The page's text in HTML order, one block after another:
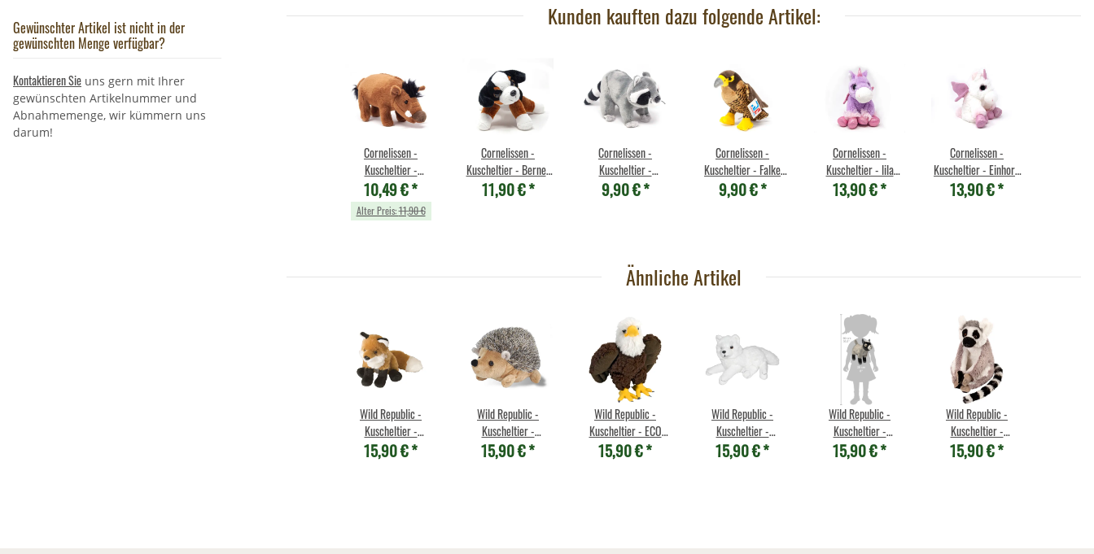
Kunden kauften dazu folgende Artikel:
Cornelissen -
Kuscheltier -
Warzenschwein
10,49 €*
Alter Preis:11,90 €
Cornelissen -
Kuscheltier - Berner
Sennenhund - 20 cm
11,90 €*
Cornelissen -
Kuscheltier -
Waschbär
9,90 €*
Cornelissen -
Kuscheltier - Falke
braun - 18 cm
9,90 €*
Cornelissen -
Kuscheltier - lila
Einhorn sitzend mit
Glubschaugen - 20
13,90 €*
Cornelissen -
Kuscheltier - Einhorn
- weiß/rosa sitzend -
20 cm
13,90 €*
Ähnliche Artikel
Wild Republic -
Kuscheltier -
Cuddlekins Mini -
Rotfuchs
15,90 €*
Wild Republic -
Kuscheltier -
Cuddlekins Mini - Igel
15,90 €*
Wild Republic -
Kuscheltier - ECO
Cuddlekins Mini -
Weißkopfseeadler
15,90 €*
Wild Republic -
Kuscheltier -
Cuddlekins Mini -
Polarfuchs
15,90 €*
Wild Republic -
Kuscheltier -
Cuddlekins Mini -
15,90 €*
Wild Republic -
Kuscheltier -
Cuddlekins Mini -
15,90 €*
Gewünschter Artikel ist nicht in der
gewünschten Menge verfügbar?
Kontaktieren Sie uns gern mit Ihrer
gewünschten Artikelnummer und
Abnahmemenge, wir kümmern uns
darum!